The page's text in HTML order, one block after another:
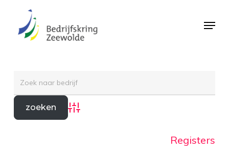
Menu
Advanced Search
Registers